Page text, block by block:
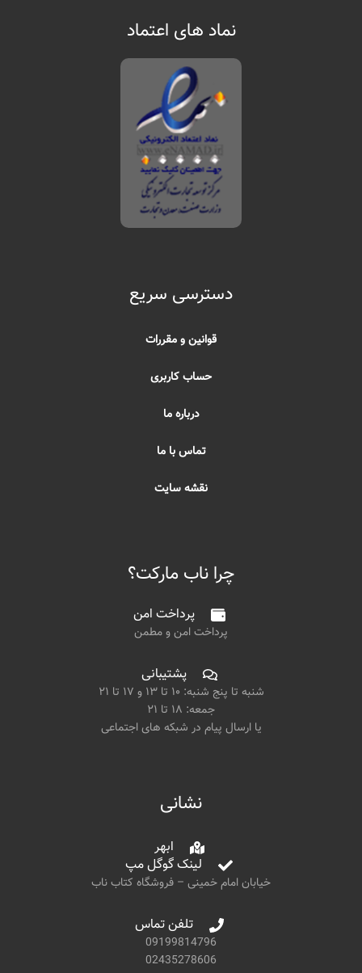
نماد های اعتماد
دسترسی سریع
قوانین و مقررات
حساب کاربری
درباره ما
تماس با ما
نقشه سایت
چرا ناب مارکت؟
پرداخت امن
پرداخت امن و مطمن
پشتیبانی
شنبه تا پنج شنبه: ۱۰ تا ۱۳ و ۱۷ تا ۲۱
جمعه: ۱۸ تا ۲۱
یا ارسال پیام در شبکه های اجتماعی
نشانی
ابهر
لینک گوگل مپ
خیابان امام خمینی – فروشگاه کتاب ناب
تلفن تماس
09199814796
02435278606